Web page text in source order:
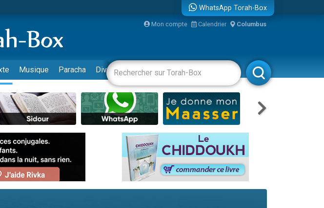
ans, dans un appartement insalubre
la jambe de Yohan
: pauvres d'Israel
WhatsApp Torah-Box
Mon compte Calendrier Columbus
Musique Paracha Divertissements Livres Rabbanim